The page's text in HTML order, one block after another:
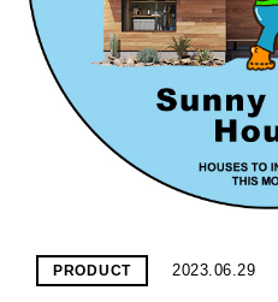
PRODUCT 2023.06.29